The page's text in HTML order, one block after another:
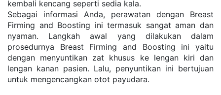
kembali kencang seperti sedia kala.
Sebagai informasi Anda, perawatan dengan Breast
Firming and Boosting ini termasuk sangat aman dan
nyaman. Langkah awal yang dilakukan dalam
prosedurnya Breast Firming and Boosting ini yaitu
dengan menyuntikan zat khusus ke lengan kiri dan
lengan kanan pasien. Lalu, penyuntikan ini bertujuan
untuk mengencangkan otot payudara.